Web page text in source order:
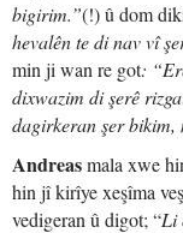
bigirim.”(!) û dom
hevalên te di nav vî
min ji wan re got:
dixwazim di şerê
dagirkeran şer bikim,
Andreasmala xwe
hin jî kirîye xeşîma
vedigeran û digot; “Li